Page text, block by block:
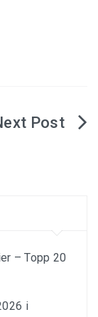
– Topp 20
i